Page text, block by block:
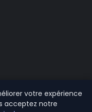
votre expérience
acceptez notre